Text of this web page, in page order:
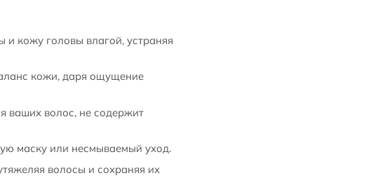
и кожу головы влагой, устраняя
кожи, даря ощущение
ваших волос, не содержит
маску или несмываемый уход.
волосы и сохраняя их